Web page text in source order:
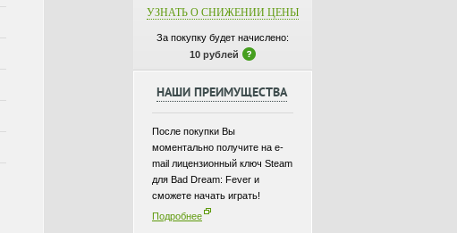
УЗНАТЬ О СНИЖЕНИИ ЦЕНЫ
За покупку будет начислено:
10 рублей
НАШИ ПРЕИМУЩЕСТВА
После покупки Вы
моментально получите на e-
mail лицензионный ключ Steam
для Bad Dream: Fever и
сможете начать играть!
Подробнее